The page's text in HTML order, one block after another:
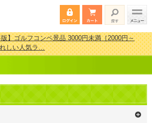
版】ゴルフコンペ景品 3000円未満［2000円～
しい人気ラ…
】ビンゴゲーム景品おすすめ金額別人気ランキ
版】ゴルフコンペ景品 3000円未満［2000円～